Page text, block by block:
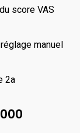
score VAS
manuel
2a